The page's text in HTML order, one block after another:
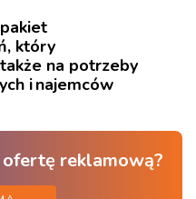
który
na potrzeby
i najemców
ofertę reklamową?